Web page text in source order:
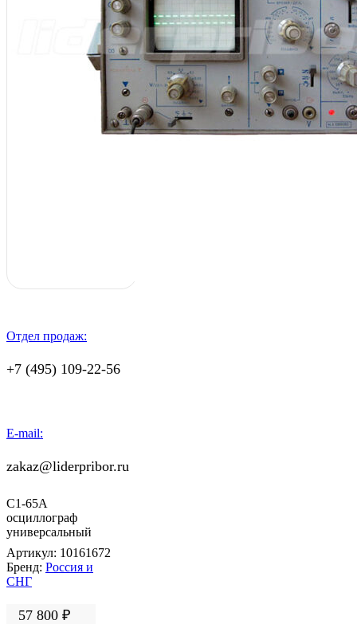
Отдел продаж:
+7 (495) 109-22-56
E-mail:
zakaz@liderpribor.ru
С1-65А
осциллограф
универсальный
Артикул: 10161672
Бренд: Россия и
СНГ
57 800 ₽